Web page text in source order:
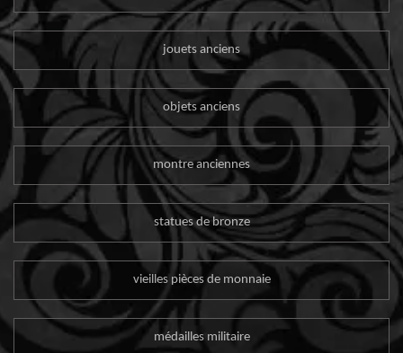
jouets anciens
objets anciens
montre anciennes
statues de bronze
vieilles pièces de monnaie
médailles militaire